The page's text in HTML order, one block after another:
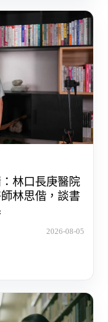
林口長庚醫院
林思偕，談書
2026-08-05